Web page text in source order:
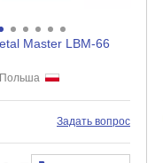
Master LBM-66
Польша
Задать вопрос